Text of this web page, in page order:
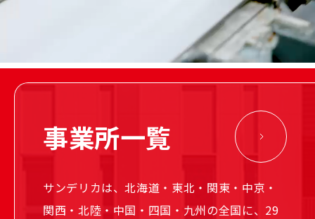
事業所一覧
サンデリカは、北海道・東北・関東・中京・
関西・北陸・中国・四国・九州の全国に、29